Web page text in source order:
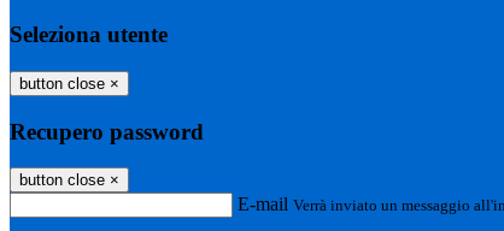
Seleziona utente
button close ×
Recupero password
button close ×
E-mail Verrà inviato un messaggio